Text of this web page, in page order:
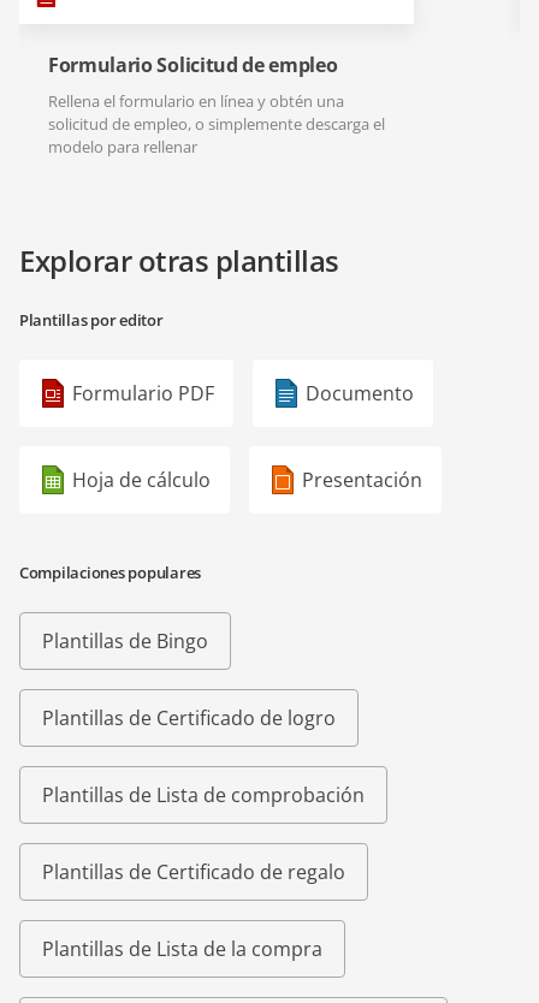
Formulario Solicitud de empleo
Rellena el formulario en línea y obtén una
solicitud de empleo, o simplemente descarga el
modelo para rellenar
Explorar otras plantillas
Plantillas por editor
Formulario PDF Documento
Hoja de cálculo Presentación
Compilaciones populares
Plantillas de Bingo
Plantillas de Certificado de logro
Plantillas de Lista de comprobación
Plantillas de Certificado de regalo
Plantillas de Lista de la compra